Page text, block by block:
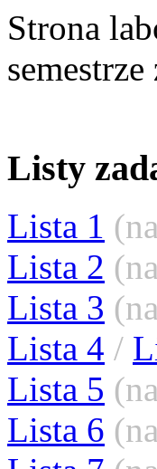
Strona
Listy
Lista 1
Lista 2
Lista 3
Lista 4 /
Lista 5
Lista 6